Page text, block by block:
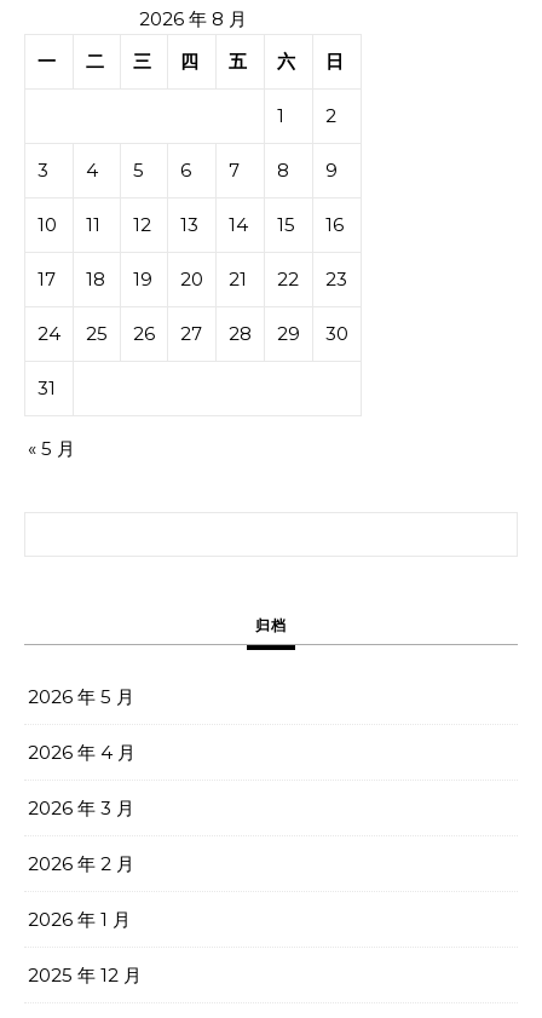
2026 年 8 月
一
二 三 四 五 六 日
1 2
3 4 5 6 7 8 9
10 11 12 13 14 15 16
17 18 19 20 21 22 23
24 25 26 27 28 29 30
31
« 5 月
归档
2026 年 5 月
2026 年 4 月
2026 年 3 月
2026 年 2 月
2026 年 1 月
2025 年 12 月